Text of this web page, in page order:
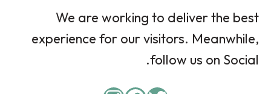
We are working to deliver the best
experience for our visitors. Meanwhile,
follow us on Social.